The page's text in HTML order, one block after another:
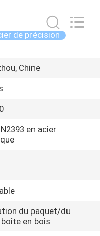
de précision
Chine
en acier
du paquet/du
en bois